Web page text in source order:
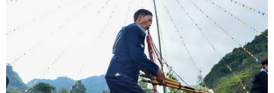
19/06/2026 08:47
Anthropic tung Fable 5, phiên bản AI
mạnh nhất cho công chúng
10/06/2026 03:07